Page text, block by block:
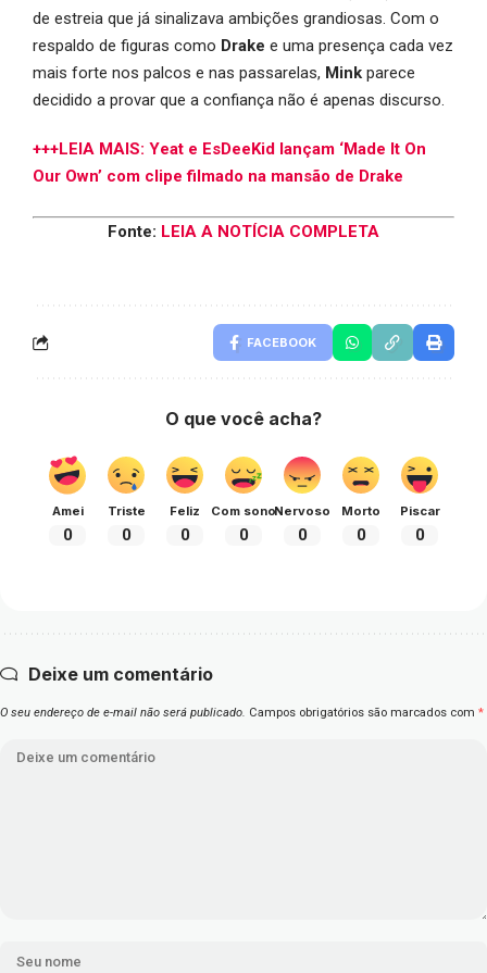
de estreia que já sinalizava ambições grandiosas. Com o
respaldo de figuras como Drake e uma presença cada vez
mais forte nos palcos e nas passarelas, Mink parece
decidido a provar que a confiança não é apenas discurso.
+++LEIA MAIS: Yeat e EsDeeKid lançam ‘Made It On
Our Own’ com clipe filmado na mansão de Drake
Fonte: LEIA A NOTÍCIA COMPLETA
FACEBOOK
O que você acha?
Amei
0
Triste
0
Feliz
0
Com sono
0
Nervoso
0
Morto
0
Piscar
0
Deixe um comentário
O seu endereço de e-mail não será publicado. Campos obrigatórios são marcados com *